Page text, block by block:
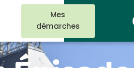
Mes
démarches